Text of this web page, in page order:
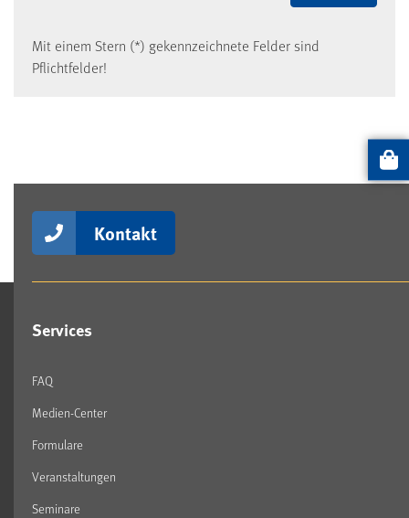
Mit einem Stern (*) gekennzeichnete Felder sind
Pflichtfelder!
Kontakt
Services
FAQ
Medien-Center
Formulare
Veranstaltungen
Seminare
Artikel